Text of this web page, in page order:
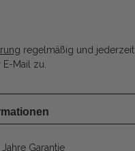
regelmäßig und jederzeit
Mail zu.
Garantie